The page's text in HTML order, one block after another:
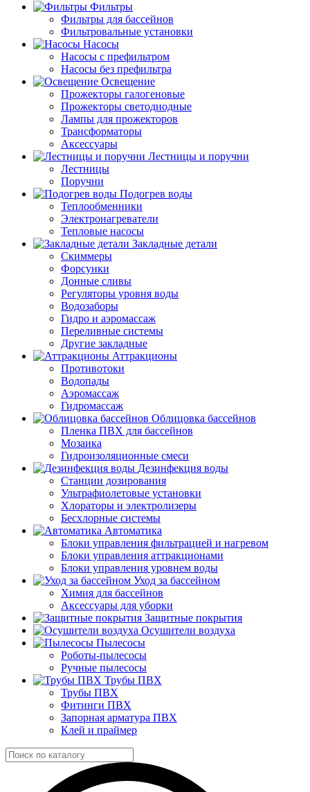
Фильтры
Фильтры для бассейнов
Фильтровальные установки
Насосы
Насосы с префильтром
Насосы без префильтра
Освещение
Прожекторы галогеновые
Прожекторы светодиодные
Лампы для прожекторов
Трансформаторы
Аксессуары
Лестницы и поручни
Лестницы
Поручни
Подогрев воды
Теплообменники
Электронагреватели
Тепловые насосы
Закладные детали
Скиммеры
Форсунки
Донные сливы
Регуляторы уровня воды
Водозаборы
Гидро и аэромассаж
Переливные системы
Другие закладные
Аттракционы
Противотоки
Водопады
Аэромассаж
Гидромассаж
Облицовка бассейнов
Пленка ПВХ для бассейнов
Мозаика
Гидроизоляционные смеси
Дезинфекция воды
Станции дозирования
Ультрафиолетовые установки
Хлораторы и электролизеры
Бесхлорные системы
Автоматика
Блоки управления фильтрацией и нагревом
Блоки управления аттракционами
Блоки управления уровнем воды
Уход за бассейном
Химия для бассейнов
Аксессуары для уборки
Защитные покрытия
Осушители воздуха
Пылесосы
Роботы-пылесосы
Ручные пылесосы
Трубы ПВХ
Трубы ПВХ
Фитинги ПВХ
Запорная арматура ПВХ
Клей и праймер